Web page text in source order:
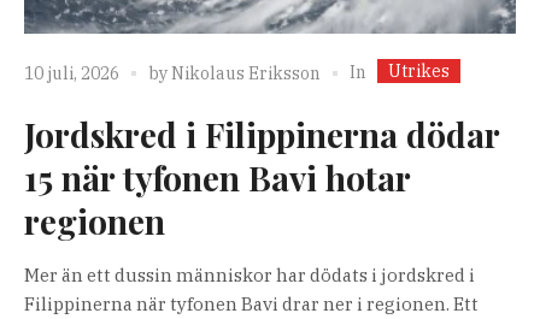
10 juli, 2026 byNikolaus Eriksson In Utrikes
Jordskred i Filippinerna dödar
15 när tyfonen Bavi hotar
regionen
Mer än ett dussin människor har dödats i jordskred i
Filippinerna när tyfonen Bavi drar ner i regionen. Ett